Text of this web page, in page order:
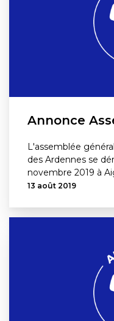
Annonce
L'assemblée
des Ardennes se
novembre 2019 à
13 août 2019